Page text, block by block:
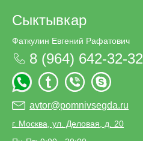
Сыктывкар
Фаткулин Евгений Рафатович
8 (964) 642-32-32
avtor@pomnivsegda.ru
г. Москва, ул. Деловая, д. 20